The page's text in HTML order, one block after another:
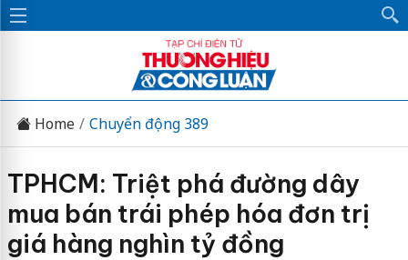
Home Chuyển động 389
TPHCM: Triệt phá đường dây
mua bán trái phép hóa đơn trị
giá hàng nghìn tỷ đồng